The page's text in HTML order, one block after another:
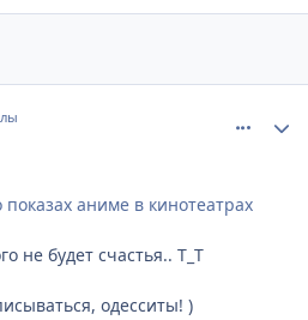
аниме в кинотеатрах
не будет счастья.. Т_Т
одесситы! )